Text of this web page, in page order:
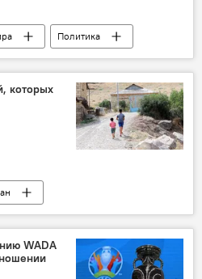
Политика
Россия
(WADA)
которых
дети
Бытовое насилие
WADA